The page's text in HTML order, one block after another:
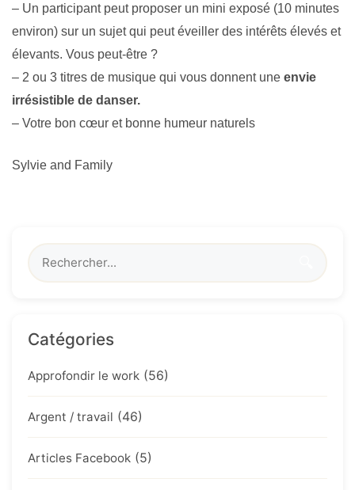
– Un participant peut proposer un mini exposé (10 minutes
environ) sur un sujet qui peut éveiller des intérêts élevés et
élevants. Vous peut-être ?
– 2 ou 3 titres de musique qui vous donnent une envie
irrésistible de danser.
– Votre bon cœur et bonne humeur naturels
Sylvie and Family
Catégories
Approfondir le work (56)
Argent / travail (46)
Articles Facebook (5)